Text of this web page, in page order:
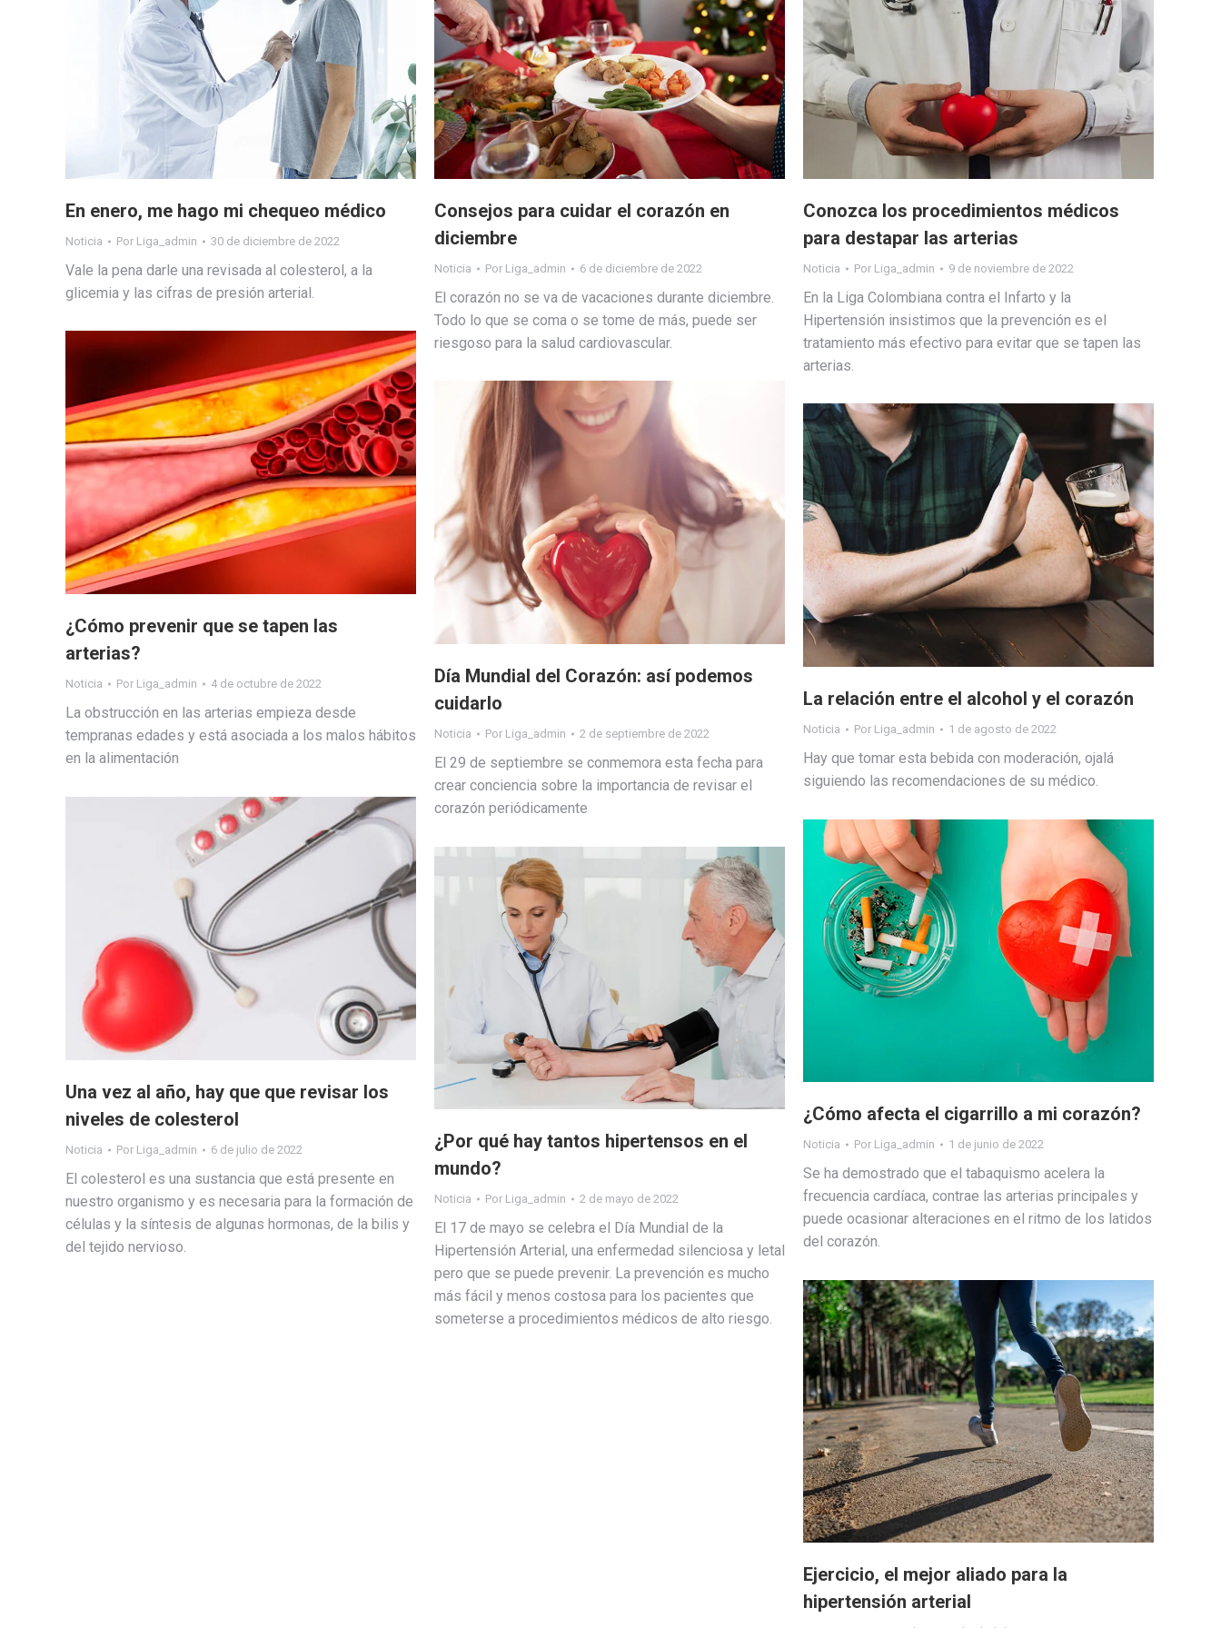
En enero, me hago mi chequeo médico
Noticia Por Liga_admin 30 de diciembre de 2022
Vale la pena darle una revisada al colesterol, a la
glicemia y las cifras de presión arterial.
Consejos para cuidar el corazón en
diciembre
Noticia Por Liga_admin 6 de diciembre de 2022
El corazón no se va de vacaciones durante diciembre.
Todo lo que se coma o se tome de más, puede ser
riesgoso para la salud cardiovascular.
Conozca los procedimientos médicos
para destapar las arterias
Noticia Por Liga_admin 9 de noviembre de 2022
En la Liga Colombiana contra el Infarto y la
Hipertensión insistimos que la prevención es el
tratamiento más efectivo para evitar que se tapen las
arterias.
¿Cómo prevenir que se tapen las
arterias?
Noticia Por Liga_admin 4 de octubre de 2022
La obstrucción en las arterias empieza desde
tempranas edades y está asociada a los malos hábitos
en la alimentación
Día Mundial del Corazón: así podemos
cuidarlo
Noticia Por Liga_admin 2 de septiembre de 2022
El 29 de septiembre se conmemora esta fecha para
crear conciencia sobre la importancia de revisar el
corazón periódicamente
La relación entre el alcohol y el corazón
Noticia Por Liga_admin 1 de agosto de 2022
Hay que tomar esta bebida con moderación, ojalá
siguiendo las recomendaciones de su médico.
Una vez al año, hay que que revisar los
niveles de colesterol
Noticia Por Liga_admin 6 de julio de 2022
El colesterol es una sustancia que está presente en
nuestro organismo y es necesaria para la formación de
células y la síntesis de algunas hormonas, de la bilis y
del tejido nervioso.
¿Cómo afecta el cigarrillo a mi corazón?
Noticia Por Liga_admin 1 de junio de 2022
Se ha demostrado que el tabaquismo acelera la
frecuencia cardíaca, contrae las arterias principales y
puede ocasionar alteraciones en el ritmo de los latidos
del corazón.
¿Por qué hay tantos hipertensos en el
mundo?
Noticia Por Liga_admin 2 de mayo de 2022
El 17 de mayo se celebra el Día Mundial de la
Hipertensión Arterial, una enfermedad silenciosa y letal
pero que se puede prevenir. La prevención es mucho
más fácil y menos costosa para los pacientes que
someterse a procedimientos médicos de alto riesgo.
Ejercicio, el mejor aliado para la
hipertensión arterial